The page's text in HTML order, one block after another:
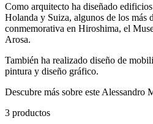
Como arquitecto ha diseñado
Holanda y Suiza, algunos de los más
conmemorativa en Hiroshima, el
Arosa.
También ha realizado diseño de
pintura y diseño gráfico.
Descubre más sobre este Alessandro
3 productos